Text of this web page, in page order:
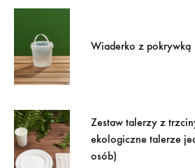
Wiaderko z pokrywką
Zestaw talerzy z
ekologiczne talerze
osób)